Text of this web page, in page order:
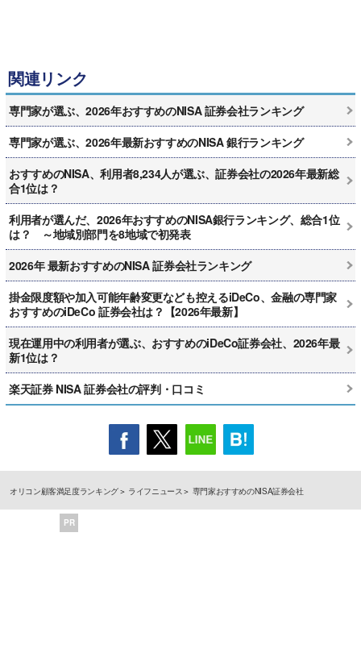
関連リンク
専門家が選ぶ、2026年おすすめのNISA 証券会社ランキング
専門家が選ぶ、2026年最新おすすめのNISA 銀行ランキング
おすすめのNISA、利用者8,234人が選ぶ、証券会社の2026年最新総
合1位は？
利用者が選んだ、2026年おすすめのNISA銀行ランキング、総合1位
は？ ～地域別部門を8地域で初発表
2026年 最新おすすめのNISA 証券会社ランキング
掛金限度額や加入可能年齢変更なども控えるiDeCo、金融の専門家
おすすめのiDeCo 証券会社は？【2026年最新】
現在運用中の利用者が選ぶ、おすすめのiDeCo証券会社、2026年最
新1位は？
楽天証券 NISA 証券会社の評判・口コミ
オリコン顧客満足度ランキング ライフニュース 専門家おすすめのNISA証券会社
PR